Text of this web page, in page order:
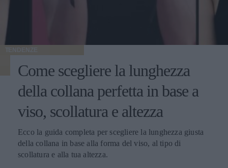
TENDENZE
Come scegliere la lunghezza
della collana perfetta in base a
viso, scollatura e altezza
Ecco la guida completa per scegliere la lunghezza giusta
della collana in base alla forma del viso, al tipo di
scollatura e alla tua altezza.